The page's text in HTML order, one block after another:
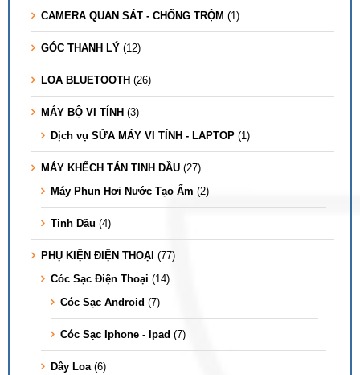
CAMERA QUAN SÁT - CHỐNG TRỘM (1)
GÓC THANH LÝ (12)
LOA BLUETOOTH (26)
MÁY BỘ VI TÍNH (3)
Dịch vụ SỬA MÁY VI TÍNH - LAPTOP (1)
MÁY KHẾCH TÁN TINH DẦU (27)
Máy Phun Hơi Nước Tạo Ẩm (2)
Tinh Dầu (4)
PHỤ KIỆN ĐIỆN THOẠI (77)
Cóc Sạc Điện Thoại (14)
Cóc Sạc Android (7)
Cóc Sạc Iphone - Ipad (7)
Dây Loa (6)